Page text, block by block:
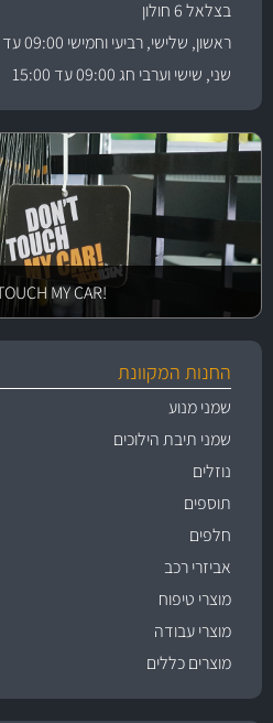
בצלאל 6 חולון
ראשון, שלישי, רביעי וחמישי 09:00 עד 18:00
שני, שישי וערבי חג 09:00 עד 15:00
!DON'T TOUCH MY CAR
החנות המקוונת
שמני מנוע
שמני תיבת הילוכים
נוזלים
תוספים
חלפים
אביזרי רכב
מוצרי טיפוח
מוצרי עבודה
מוצרים כללים